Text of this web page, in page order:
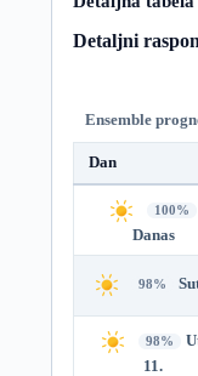
Detaljni
Ensemble
Dan
100%
Danas
98%
98%
11.